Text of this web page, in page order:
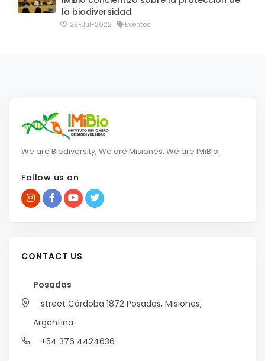
la biodiversidad
29-Jul-2022 Eventos
We are Biodiversity, We are Misiones, We are IMiBio.
Follow us on
CONTACT US
Posadas
street Córdoba 1872 Posadas, Misiones,
Argentina
+54 376 4424636